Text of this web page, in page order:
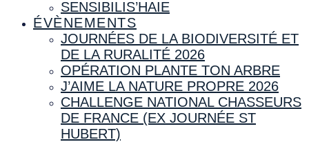
SENSIBILIS’HAIE
ÉVÈNEMENTS
JOURNÉES DE LA BIODIVERSITÉ ET
DE LA RURALITÉ 2026
OPÉRATION PLANTE TON ARBRE
J’AIME LA NATURE PROPRE 2026
CHALLENGE NATIONAL CHASSEURS
DE FRANCE (EX JOURNÉE ST
HUBERT)